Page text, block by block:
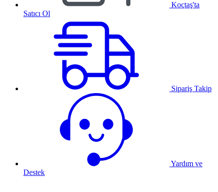
Koçtaş'ta
Satıcı Ol
Sipariş Takip
Yardım ve
Destek